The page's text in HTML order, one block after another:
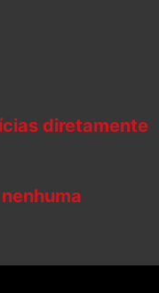
diretamente